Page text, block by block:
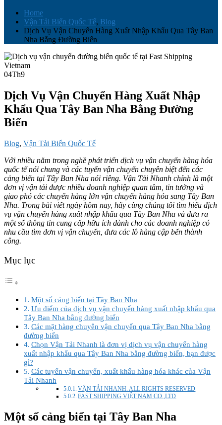
Home
Vận Tải Biển Quốc Tế, Blog
Dịch Vụ Vận Chuyển Hàng Xuất Nhập Khẩu Qua Tây Ban
Nha Bằng Đường Biển
04Th9
Dịch Vụ Vận Chuyển Hàng Xuất Nhập
Khẩu Qua Tây Ban Nha Bằng Đường
Biển
Blog, Vận Tải Biển Quốc Tế
Với nhiều năm trong nghề phát triển dịch vụ vận chuyển hàng hóa
quốc tế nói chung và các tuyến vận chuyển chuyên biệt đến các
cảng biển tại Tây Ban Nha nói riêng. Vận Tải Nhanh chính là một
đơn vị vận tải được nhiều doanh nghiệp quan tâm, tin tưởng và
giao phó các chuyến hàng lớn vận chuyển hàng hóa sang Tây Ban
Nha. Trong bài viết ngày hôm nay, hãy cùng chúng tôi tìm hiểu dịch
vụ vận chuyển hàng xuất nhập khẩu qua Tây Ban Nha và đưa ra
một số thông tin cung cấp hữu ích dành cho các doanh nghiệp có
nhu cầu tìm đơn vị vận chuyển, đưa các lô hàng cập bến thành
công.
Mục lục
Một số cảng biển tại Tây Ban Nha
Ưu điểm của dịch vụ vận chuyển hàng xuất nhập khẩu qua
Tây Ban Nha bằng đường biển
Các mặt hàng chuyên vận chuyển qua Tây Ban Nha bằng
đường biển
Chọn Vận Tải Nhanh là đơn vị dịch vụ vận chuyển hàng
xuất nhập khẩu qua Tây Ban Nha bằng đường biển, bạn được
gì?
Các tuyến vận chuyển, xuất khẩu hàng hóa khác của Vận
Tải Nhanh
VẬN TẢI NHANH. ALL RIGHTS RESERVED
FAST SHIPPING VIỆT NAM CO.,LTD
Một số cảng biển tại Tây Ban Nha